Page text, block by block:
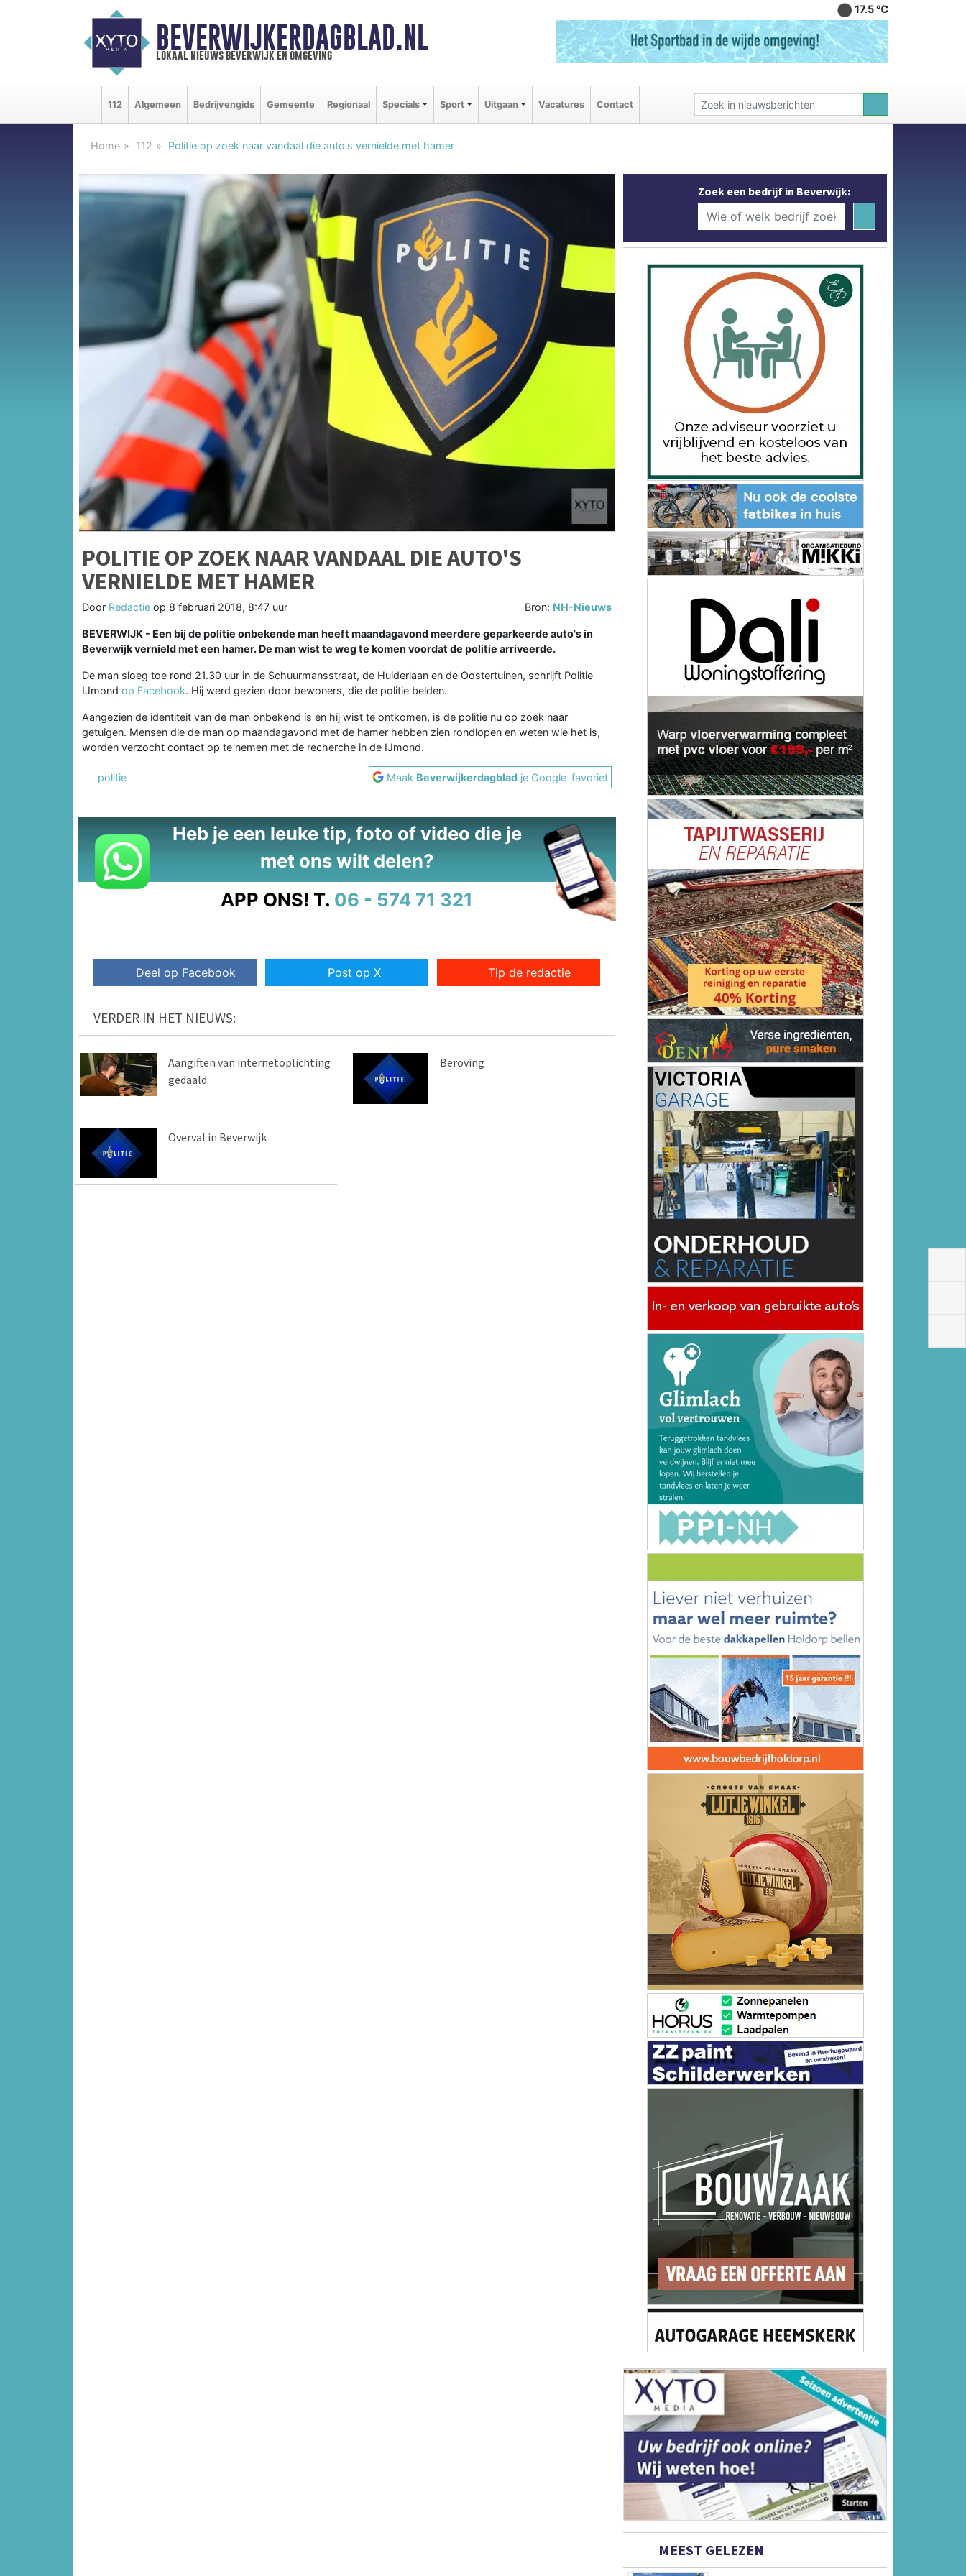
BEVERWIJKERDAGBLAD.NL
lokaal nieuws beverwijk en omgeving
17.5 ℃
112 Algemeen Bedrijvengids Gemeente Regionaal Specials Sport Uitgaan Vacatures Contact
Home 112 Politie op zoek naar vandaal die auto's vernielde met hamer
POLITIE OP ZOEK NAAR VANDAAL DIE AUTO'S
VERNIELDE MET HAMER
Door Redactie op 8 februari 2018, 8:47 uur Bron: NH-Nieuws
BEVERWIJK - Een bij de politie onbekende man heeft maandagavond meerdere geparkeerde auto's in
Beverwijk vernield met een hamer. De man wist te weg te komen voordat de politie arriveerde.
De man sloeg toe rond 21.30 uur in de Schuurmansstraat, de Huiderlaan en de Oostertuinen, schrijft Politie
IJmond op Facebook. Hij werd gezien door bewoners, die de politie belden.
Aangezien de identiteit van de man onbekend is en hij wist te ontkomen, is de politie nu op zoek naar
getuigen. Mensen die de man op maandagavond met de hamer hebben zien rondlopen en weten wie het is,
worden verzocht contact op te nemen met de recherche in de IJmond.
politie Maak Beverwijkerdagblad je Google-favoriet
Heb je een leuke tip, foto of video die je
met ons wilt delen?
APP ONS! T. 06 - 574 71 321
Deel op Facebook Post op X Tip de redactie
VERDER IN HET NIEUWS:
Aangiften van internetoplichting
gedaald
Beroving
Overval in Beverwijk
Zoek een bedrijf in Beverwijk:
MEEST GELEZEN